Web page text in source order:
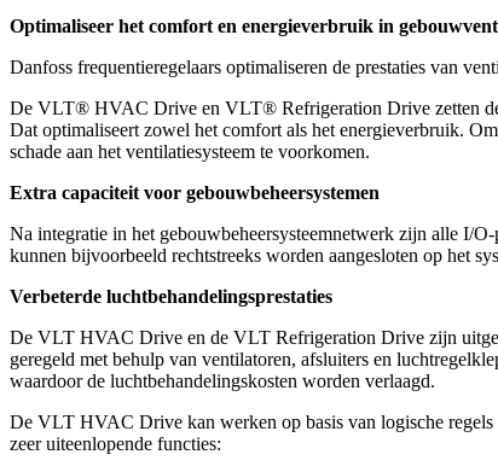
Optimaliseer het comfort en energieverbruik in
Danfoss frequentieregelaars optimaliseren de prestaties van
De VLT® HVAC Drive en VLT® Refrigeration Drive zetten de
Dat optimaliseert zowel het comfort als het energieverbruik.
schade aan het ventilatiesysteem te voorkomen.
Extra capaciteit voor gebouwbeheersystemen
Na integratie in het gebouwbeheersysteemnetwerk zijn alle I/
kunnen bijvoorbeeld rechtstreeks worden aangesloten op het
Verbeterde luchtbehandelingsprestaties
De VLT HVAC Drive en de VLT Refrigeration Drive zijn
geregeld met behulp van ventilatoren, afsluiters en
waardoor de luchtbehandelingskosten worden verlaagd.
De VLT HVAC Drive kan werken op basis van logische regels
zeer uiteenlopende functies: